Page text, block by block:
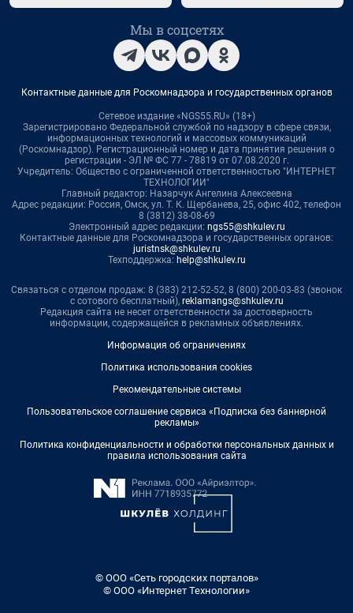
Мы в соцсетях
Контактные данные для Роскомнадзора и государственных органов
Сетевое издание «NGS55.RU» (18+)
Зарегистрировано Федеральной службой по надзору в сфере связи,
информационных технологий и массовых коммуникаций
(Роскомнадзор). Регистрационный номер и дата принятия решения о
регистрации - ЭЛ № ФС 77 - 78819 от 07.08.2020 г.
Учредитель: Общество с ограниченной ответственностью "ИНТЕРНЕТ
ТЕХНОЛОГИИ"
Главный редактор: Назарчук Ангелина Алексеевна
Адрес редакции: Россия, Омск, ул. Т. К. Щербанева, 25, офис 402, телефон
8 (3812) 38-08-69
Электронный адрес редакции: ngs55@shkulev.ru
Контактные данные для Роскомнадзора и государственных органов:
juristnsk@shkulev.ru
Техподдержка: help@shkulev.ru
Связаться с отделом продаж: 8 (383) 212-52-52, 8 (800) 200-03-83 (звонок
с сотового бесплатный), reklamangs@shkulev.ru
Редакция сайта не несет ответственности за достоверность
информации, содержащейся в рекламных объявлениях.
Информация об ограничениях
Политика использования cookies
Рекомендательные системы
Пользовательское соглашение сервиса «Подписка без баннерной
рекламы»
Политика конфиденциальности и обработки персональных данных и
правила использования сайта
© ООО «Сеть городских порталов»
© ООО «Интернет Технологии»